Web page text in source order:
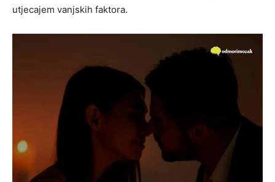
utjecajem vanjskih faktora.